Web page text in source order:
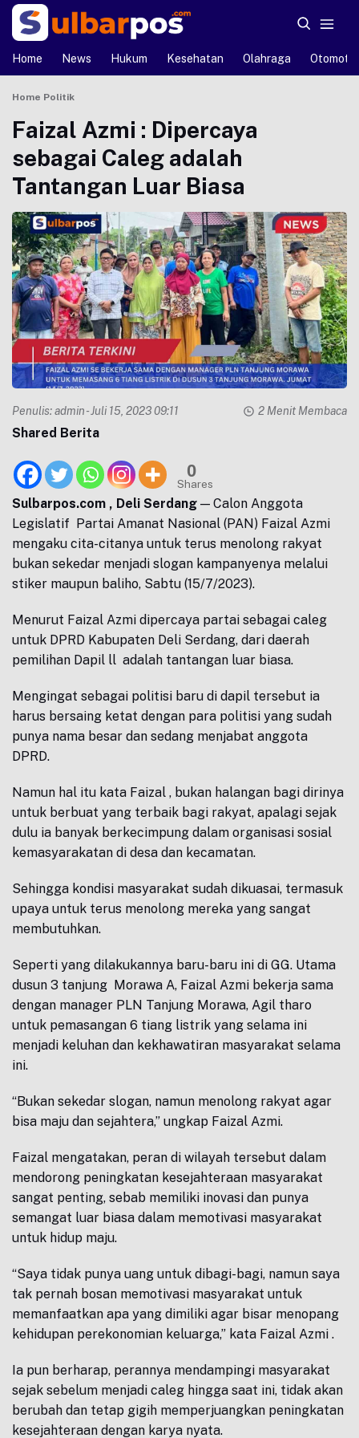
Home News Hukum Kesehatan Olahraga Otomotif
Home Politik
Faizal Azmi : Dipercaya
sebagai Caleg adalah
Tantangan Luar Biasa
Penulis:admin- Juli 15, 2023 09:11 2 Menit Membaca
Shared Berita
0
Shares
Sulbarpos.com , Deli Serdang — Calon Anggota
Legislatif Partai Amanat Nasional (PAN) Faizal Azmi
mengaku cita-citanya untuk terus menolong rakyat
bukan sekedar menjadi slogan kampanyenya melalui
stiker maupun baliho, Sabtu (15/7/2023).
Menurut Faizal Azmi dipercaya partai sebagai caleg
untuk DPRD Kabupaten Deli Serdang, dari daerah
pemilihan Dapil ll adalah tantangan luar biasa.
Mengingat sebagai politisi baru di dapil tersebut ia
harus bersaing ketat dengan para politisi yang sudah
punya nama besar dan sedang menjabat anggota
DPRD.
Namun hal itu kata Faizal , bukan halangan bagi dirinya
untuk berbuat yang terbaik bagi rakyat, apalagi sejak
dulu ia banyak berkecimpung dalam organisasi sosial
kemasyarakatan di desa dan kecamatan.
Sehingga kondisi masyarakat sudah dikuasai, termasuk
upaya untuk terus menolong mereka yang sangat
membutuhkan.
Seperti yang dilakukannya baru-baru ini di GG. Utama
dusun 3 tanjung Morawa A, Faizal Azmi bekerja sama
dengan manager PLN Tanjung Morawa, Agil tharo
untuk pemasangan 6 tiang listrik yang selama ini
menjadi keluhan dan kekhawatiran masyarakat selama
ini.
“Bukan sekedar slogan, namun menolong rakyat agar
bisa maju dan sejahtera,” ungkap Faizal Azmi.
Faizal mengatakan, peran di wilayah tersebut dalam
mendorong peningkatan kesejahteraan masyarakat
sangat penting, sebab memiliki inovasi dan punya
semangat luar biasa dalam memotivasi masyarakat
untuk hidup maju.
“Saya tidak punya uang untuk dibagi-bagi, namun saya
tak pernah bosan memotivasi masyarakat untuk
memanfaatkan apa yang dimiliki agar bisar menopang
kehidupan perekonomian keluarga,” kata Faizal Azmi .
Ia pun berharap, perannya mendampingi masyarakat
sejak sebelum menjadi caleg hingga saat ini, tidak akan
berubah dan tetap gigih memperjuangkan peningkatan
kesejahteraan dengan karya nyata.